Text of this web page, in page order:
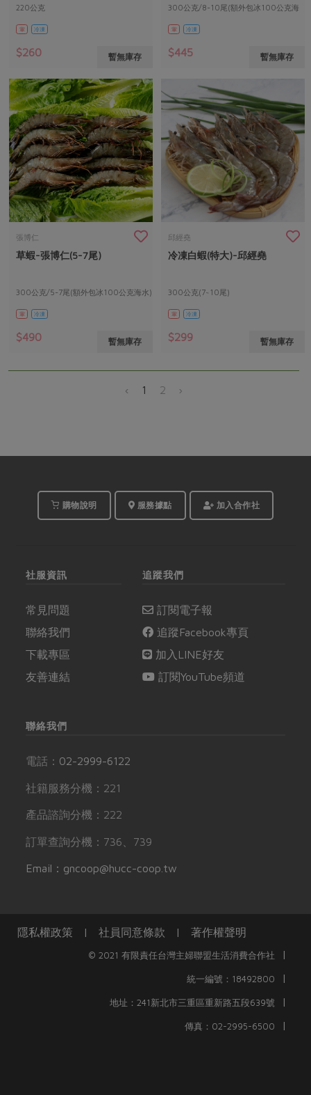
220公克
葷 冷凍
$260 暫無庫存
300公克/8-10尾(額外包冰100公克海
水)
葷 冷凍
$445 暫無庫存
張博仁
草蝦-張博仁(5-7尾)
300公克/5-7尾(額外包冰100公克海水)
葷 冷凍
$490 暫無庫存
邱經堯
冷凍白蝦(特大)-邱經堯
300公克(7~10尾)
葷 冷凍
$299 暫無庫存
‹ 1 2 ›
購物說明 服務據點 加入合作社
社服資訊
常見問題
聯絡我們
下載專區
友善連結
追蹤我們
訂閱電子報
追蹤Facebook專頁
加入LINE好友
訂閱YouTube頻道
聯絡我們
電話： 02-2999-6122
社籍服務分機：221
產品諮詢分機：222
訂單查詢分機：736、739
Email：gncoop@hucc-coop.tw
隱私權政策 | 社員同意條款 | 著作權聲明
© 2021 有限責任台灣主婦聯盟生活消費合作社 |
統一編號：18492800 |
地址：241新北市三重區重新路五段639號 |
傳真：02-2995-6500 |